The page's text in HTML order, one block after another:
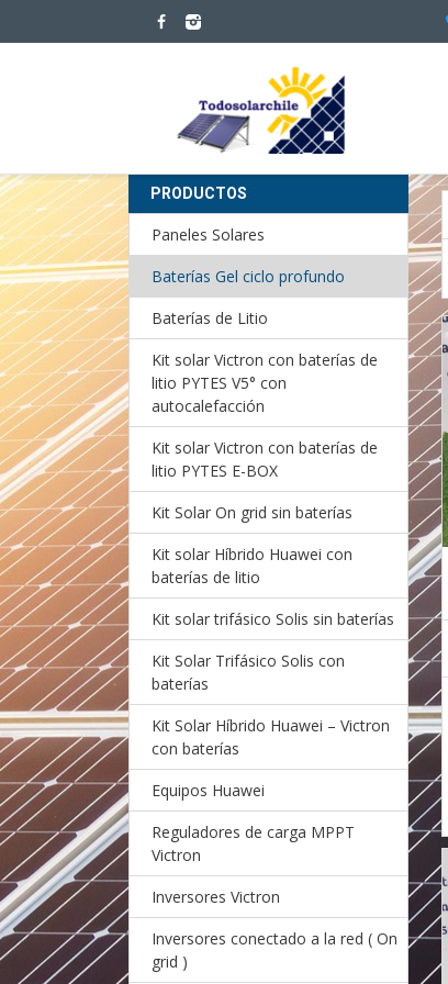
PRODUCTOS
Paneles Solares
Baterías Gel ciclo profundo
Baterías de Litio
Kit solar Victron con baterías de
litio PYTES V5° con
autocalefacción
Kit solar Victron con baterías de
litio PYTES E-BOX
Kit Solar On grid sin baterías
Kit solar Híbrido Huawei con
baterías de litio
Kit solar trifásico Solis sin baterías
Kit Solar Trifásico Solis con
baterías
Kit Solar Híbrido Huawei – Victron
con baterías
Equipos Huawei
Reguladores de carga MPPT
Victron
Inversores Victron
Inversores conectado a la red ( On
grid )